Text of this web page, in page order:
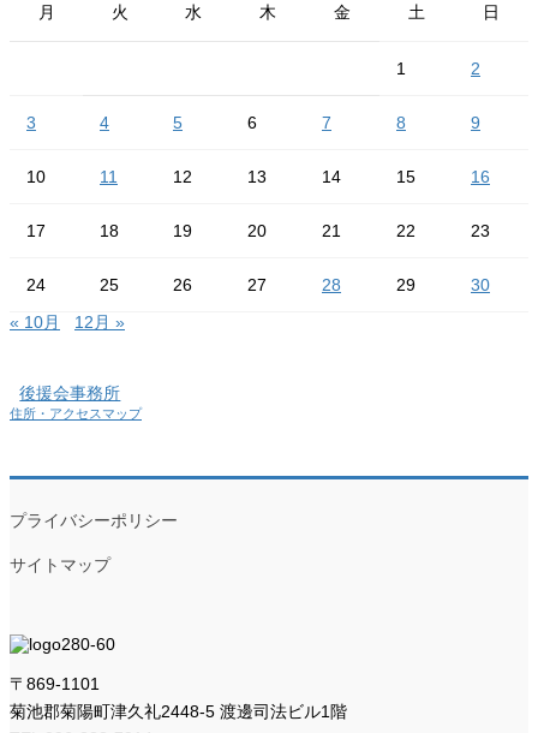
月 火 水 木 金 土 日
1 2
3 4 5 6 7 8 9
10 11 12 13 14 15 16
17 18 19 20 21 22 23
24 25 26 27 28 29
30
« 10月
12月 »
後援会事務所
住所・アクセスマップ
プライバシーポリシー
サイトマップ
〒869-1101
菊池郡菊陽町津久礼2448-5 渡邊司法ビル1階